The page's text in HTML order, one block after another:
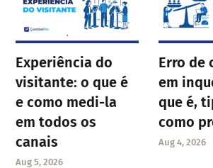
Experiência do
visitante: o que é
e como medi-la
em todos os
canais
Aug 5, 2026
Erro de
em
que é,
como
Aug 4, 2026